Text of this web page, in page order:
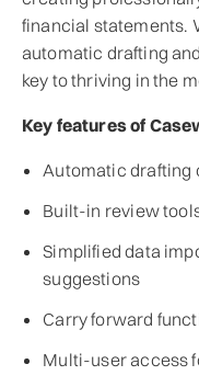
financial statements.
automatic drafting
key to thriving in the
Key features of
Automatic drafting
Built-in review
Simplified data
suggestions
Carry forward
Multi-user access